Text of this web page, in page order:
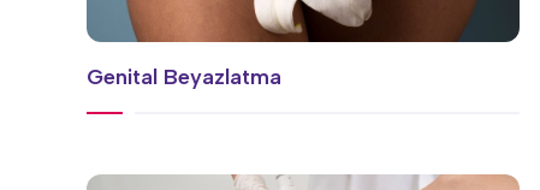
Genital Beyazlatma